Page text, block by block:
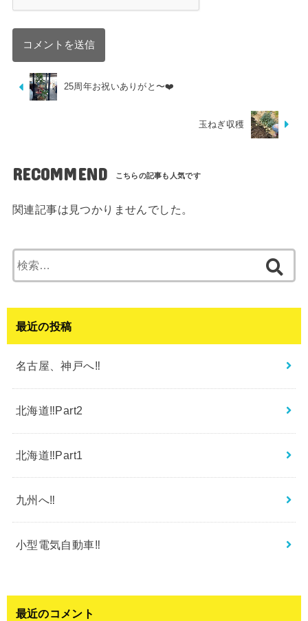
25周年お祝いありがと〜❤️
玉ねぎ収穫
RECOMMEND
関連記事は見つかりませんでした。
索:
最近の投稿
名古屋、神戸へ‼︎
北海道‼︎Part2
北海道‼︎Part1
九州へ‼︎
小型電気自動車‼︎
最近のコメント